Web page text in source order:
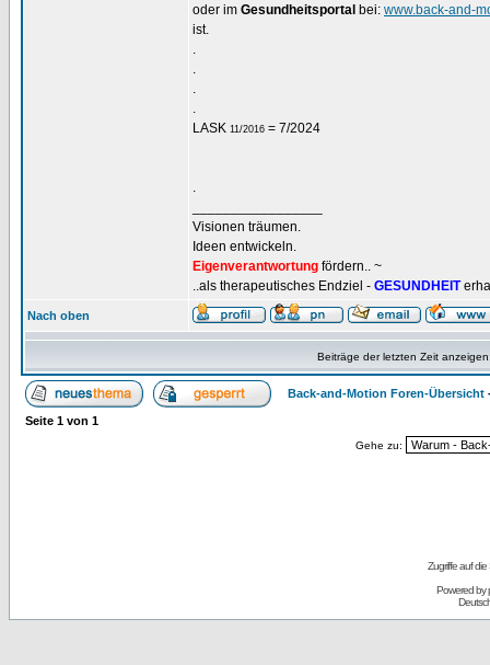
oder im Gesundheitsportal bei: www.back-and-
ist.
.
.
.
.
LASK 11/2016 = 7/2024
.
Visionen träumen.
Ideen entwickeln.
Eigenverantwortung fördern.. ~
..als therapeutisches Endziel - GESUNDHEIT
Nach oben
Beiträge der letzten Zeit
Back-and-Motion Foren-Übersicht
Seite 1 von 1
Gehe zu:
Zugriffe auf
Powered by